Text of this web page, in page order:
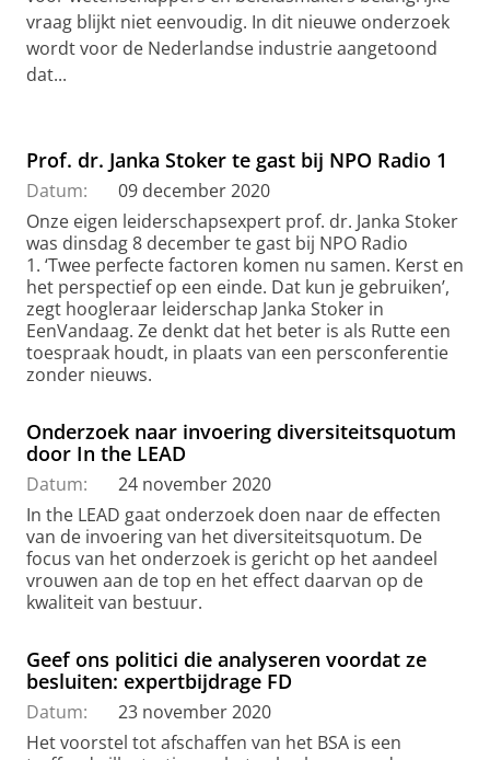
vraag blijkt niet eenvoudig. In dit nieuwe onderzoek
wordt voor de Nederlandse industrie aangetoond
dat...
Prof. dr. Janka Stoker te gast bij NPO Radio 1
Datum:
09 december 2020
Onze eigen leiderschapsexpert prof. dr. Janka Stoker
was dinsdag 8 december te gast bij NPO Radio
1. ‘Twee perfecte factoren komen nu samen. Kerst en
het perspectief op een einde. Dat kun je gebruiken’,
zegt hoogleraar leiderschap Janka Stoker in
EenVandaag. Ze denkt dat het beter is als Rutte een
toespraak houdt, in plaats van een persconferentie
zonder nieuws.
Onderzoek naar invoering diversiteitsquotum
door In the LEAD
Datum:
24 november 2020
In the LEAD gaat onderzoek doen naar de effecten
van de invoering van het diversiteitsquotum. De
focus van het onderzoek is gericht op het aandeel
vrouwen aan de top en het effect daarvan op de
kwaliteit van bestuur.
Geef ons politici die analyseren voordat ze
besluiten: expertbijdrage FD
Datum:
23 november 2020
Het voorstel tot afschaffen van het BSA is een